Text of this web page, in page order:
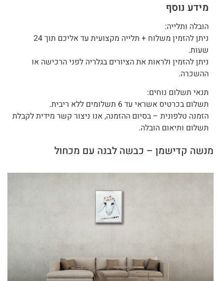
מידע נוסף
הובלה ותלייה:
ניתן להזמין משלוח + תלייה מקצועית עד אליכם תוך 24
שעות.
ניתן להזמין ולראות את הציורים בגלריה לפני הרכישה או
ההשכרה.
תנאי תשלום נוחים:
תשלום בכרטיס אשראי עד 6 תשלומים ללא ריבית.
הזמנה טלפונית – בסיום ההזמנה, אנו ניצור קשר מידית לקבלת
תשלום ותיאום הובלה.
מנשה קדישמן – כבשה לבנה עם מכחול